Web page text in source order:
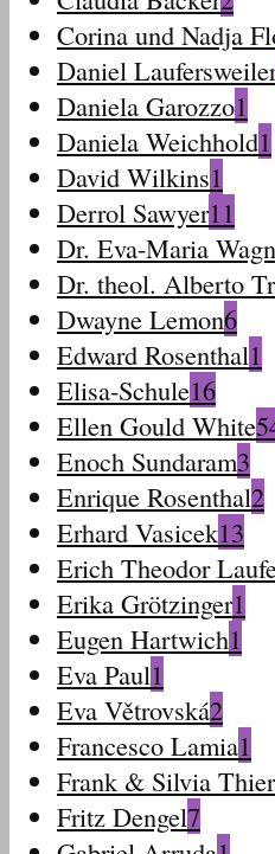
Corina und Nadja
Daniel
Daniela Garozzo1
Daniela Weichhold1
David Wilkins1
Derrol Sawyer11
Dr. Eva-Maria
Dr. theol. Alberto
Dwayne Lemon6
Edward Rosenthal1
Elisa-Schule16
Ellen Gould White
Enoch Sundaram3
Enrique Rosenthal2
Erhard Vasicek13
Erich Theodor
Erika Grötzinger1
Eugen Hartwich1
Eva Paul1
Eva Větrovská2
Francesco Lamia1
Frank & Silvia
Fritz Dengel7